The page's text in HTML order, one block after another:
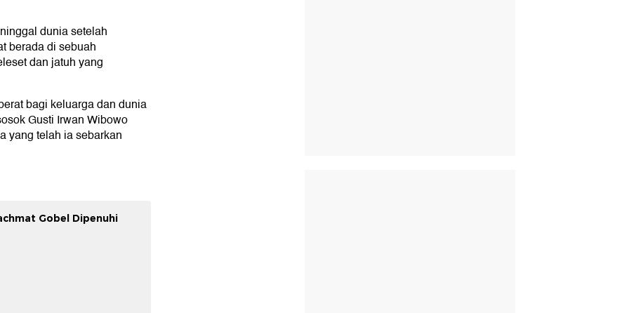
dunia setelah
berada di sebuah
dan jatuh yang
bagi keluarga dan dunia
Gusti Irwan Wibowo
yang telah ia sebarkan
Gobel Dipenuhi